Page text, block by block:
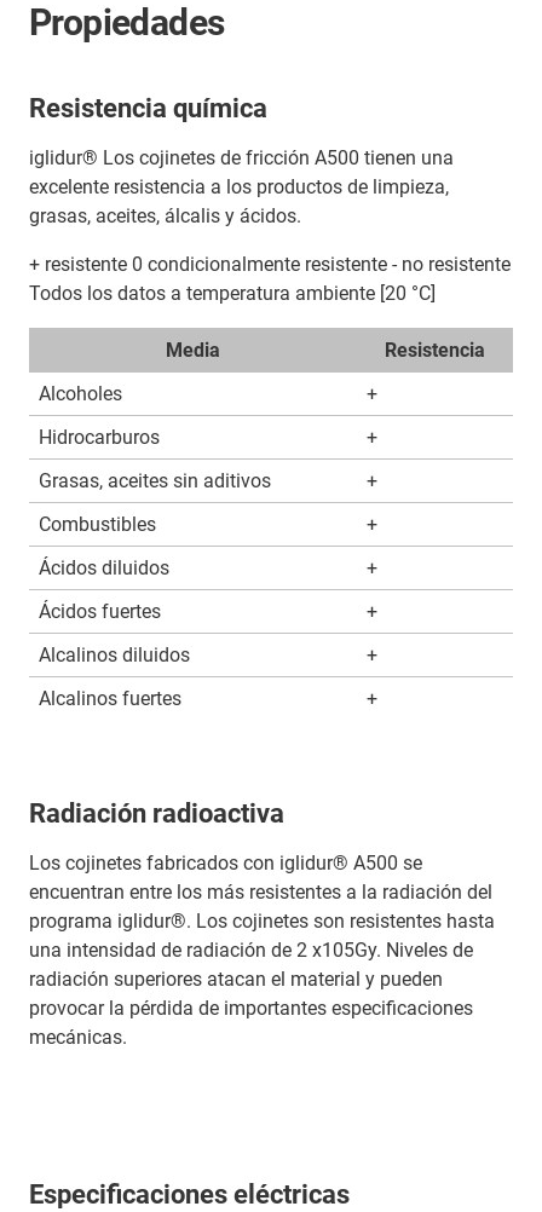
Propiedades
Resistencia química
iglidur® Los cojinetes de fricción A500 tienen una
excelente resistencia a los productos de limpieza,
grasas, aceites, álcalis y ácidos.
+ resistente 0 condicionalmente resistente - no resistente
Todos los datos a temperatura ambiente [20 °C]
Media
Resistencia
Alcoholes
+
Hidrocarburos
+
Grasas, aceites sin aditivos
+
Combustibles
+
Ácidos diluidos
+
Ácidos fuertes
+
Alcalinos diluidos
+
Alcalinos fuertes
+
Radiación radioactiva
Los cojinetes fabricados con iglidur® A500 se
encuentran entre los más resistentes a la radiación del
programa iglidur®. Los cojinetes son resistentes hasta
una intensidad de radiación de 2 x105Gy. Niveles de
radiación superiores atacan el material y pueden
provocar la pérdida de importantes especificaciones
mecánicas.
Especificaciones eléctricas